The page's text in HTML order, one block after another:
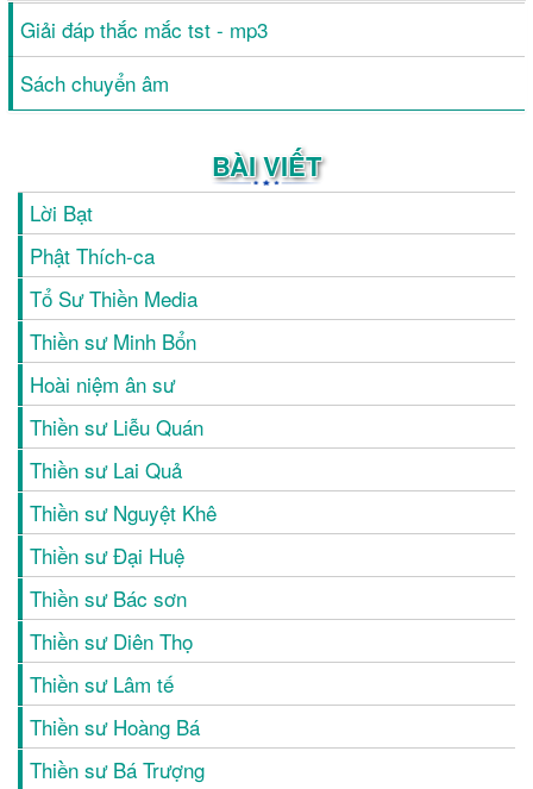
Giải đáp thắc mắc tst - mp3
Sách chuyển âm
BÀI VIẾT
Lời Bạt
Phật Thích-ca
Tổ Sư Thiền Media
Thiền sư Minh Bổn
Hoài niệm ân sư
Thiền sư Liễu Quán
Thiền sư Lai Quả
Thiền sư Nguyệt Khê
Thiền sư Đại Huệ
Thiền sư Bác sơn
Thiền sư Diên Thọ
Thiền sư Lâm tế
Thiền sư Hoàng Bá
Thiền sư Bá Trượng